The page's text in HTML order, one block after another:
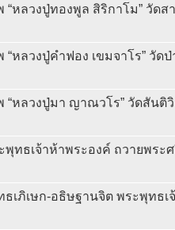
“หลวงปู่ทองพูล สิริกาโม” วัดส
“หลวงปู่คำฟอง เขมจาโร” วัด
“หลวงปู่มา ญาณวโร” วัดสันติวิ
ทธเจ้าห้าพระองค์ ถวายพระศ
เภิเษก-อธิษฐานจิต พระพุทธเ